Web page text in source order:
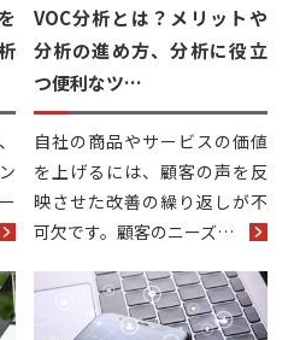
VOC分析とは？メリットや
分析の進め方、分析に役立
つ便利なツ…
自社の商品やサービスの価値
を上げるには、顧客の声を反
映させた改善の繰り返しが不
可欠です。顧客のニーズ…